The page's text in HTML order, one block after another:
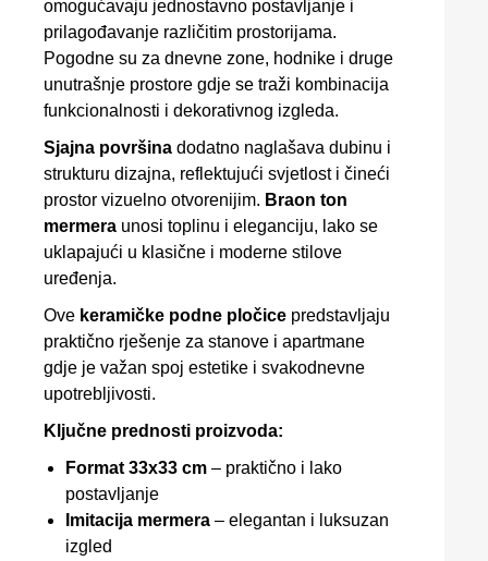
omogućavaju jednostavno postavljanje i
prilagođavanje različitim prostorijama.
Pogodne su za dnevne zone, hodnike i druge
unutrašnje prostore gdje se traži kombinacija
funkcionalnosti i dekorativnog izgleda.
Sjajna površina dodatno naglašava dubinu i
strukturu dizajna, reflektujući svjetlost i čineći
prostor vizuelno otvorenijim. Braon ton
mermera unosi toplinu i eleganciju, lako se
uklapajući u klasične i moderne stilove
uređenja.
Ove keramičke podne pločice predstavljaju
praktično rješenje za stanove i apartmane
gdje je važan spoj estetike i svakodnevne
upotrebljivosti.
Ključne prednosti proizvoda:
Format 33x33 cm – praktično i lako
postavljanje
Imitacija mermera – elegantan i luksuzan
izgled